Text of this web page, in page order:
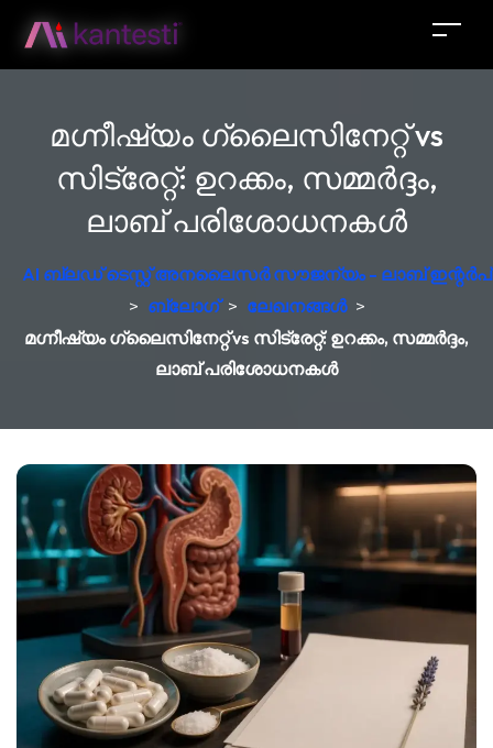
മഗ്നീഷ്യം ഗ്ലൈസിനേറ്റ് vs
സിട്രേറ്റ്: ഉറക്കം, സമ്മർദ്ദം,
ലാബ് പരിശോധനകൾ
AI ബ്ലഡ് ടെസ്റ്റ് അനലൈസർ സൗജന്യം - ലാബ്
> ബ്ലോഗ് > ലേഖനങ്ങൾ >
മഗ്നീഷ്യം ഗ്ലൈസിനേറ്റ് vs സിട്രേറ്റ്: ഉറക്കം, സമ്മർദ്ദം,
ലാബ് പരിശോധനകൾ